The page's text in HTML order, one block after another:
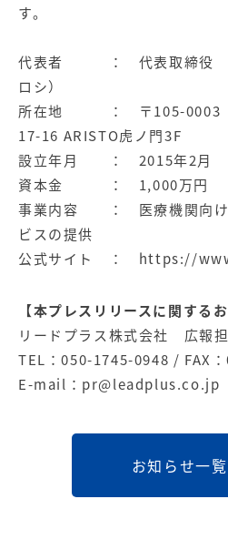
す。
代表者 ： 代表取締役
ロシ）
所在地 ： 〒105-0003
17-16 ARISTO虎ノ門3F
設立年月 ： 2015年2月
資本金 ： 1,000万円
事業内容 ： 医療機関向け
ビスの提供
公式サイト ： https://
【本プレスリリースに関する
リードプラス株式会社 広報担
TEL：050-1745-0948 / FAX
E-mail： pr@leadplus.co.jp
お知らせ一